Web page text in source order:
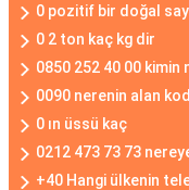
0 pozitif bir doğal
0 2 ton kaç kg dir
0850 252 40 00 kimin
0090 nerenin alan
0 ın üssü kaç
0212 473 73 73
+40 Hangi ülkenin